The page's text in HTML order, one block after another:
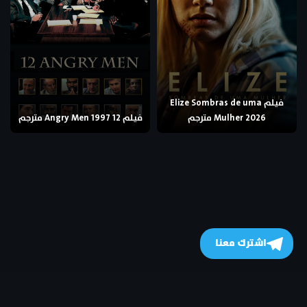
فيلم Elize Sombras de uma
Mulher 2026 مترجم
فيلم 12 Angry Men 1997 مترجم
اشترك معنا